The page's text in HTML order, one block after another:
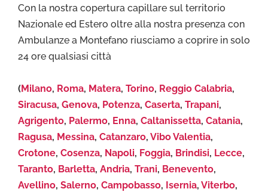
Con la nostra copertura capillare sul territorio
Nazionale ed Estero oltre alla nostra presenza con
Ambulanze a Montefano riusciamo a coprire in solo
24 ore qualsiasi città
(Milano, Roma, Matera, Torino, Reggio Calabria,
Siracusa, Genova, Potenza, Caserta, Trapani,
Agrigento, Palermo, Enna, Caltanissetta, Catania,
Ragusa, Messina, Catanzaro, Vibo Valentia,
Crotone, Cosenza, Napoli, Foggia, Brindisi, Lecce,
Taranto, Barletta, Andria, Trani, Benevento,
Avellino, Salerno, Campobasso, Isernia, Viterbo,